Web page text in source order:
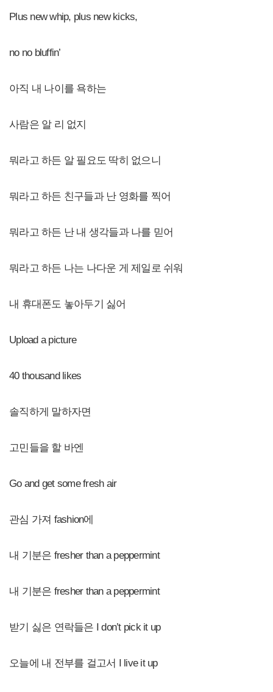
Plus new whip, plus new kicks,
no no bluffin’
아직 내 나이를 욕하는
사람은 알 리 없지
뭐라고 하든 알 필요도 딱히 없으니
뭐라고 하든 친구들과 난 영화를 찍어
뭐라고 하든 난 내 생각들과 나를 믿어
뭐라고 하든 나는 나다운 게 제일로 쉬워
내 휴대폰도 놓아두기 싫어
Upload a picture
40 thousand likes
솔직하게 말하자면
고민들을 할 바엔
Go and get some fresh air
관심 가져 fashion에
내 기분은 fresher than a peppermint
내 기분은 fresher than a peppermint
받기 싫은 연락들은 I don’t pick it up
오늘에 내 전부를 걸고서 I live it up